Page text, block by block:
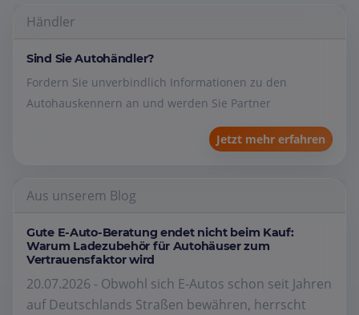
Händler
Sind Sie Autohändler?
Fordern Sie unverbindlich Informationen zu den
Autohauskennern an und werden Sie Partner
Jetzt mehr erfahren
Aus unserem Blog
Gute E-Auto-Beratung endet nicht beim Kauf:
Warum Ladezubehör für Autohäuser zum
Vertrauensfaktor wird
20.07.2026 - Obwohl sich E-Autos schon seit Jahren
auf Deutschlands Straßen bewähren, herrscht